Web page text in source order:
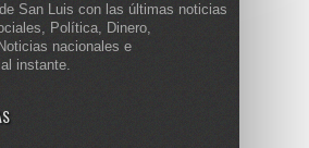
San Luis con las últimas noticias
Política, Dinero,
nacionales e
instante.